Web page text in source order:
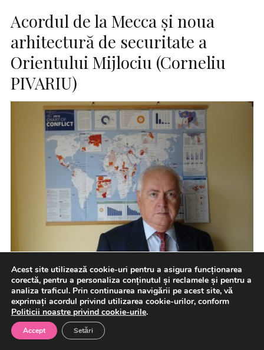
Acordul de la Mecca și noua
arhitectură de securitate a
Orientului Mijlociu (Corneliu
PIVARIU)
„În lumea multipolară, securitatea nu mai este oferită de
un singur garant; ea se construiește prin suprapunerea
prudentă […]
Acest site utilizează cookie-uri pentru a asigura funcționarea
corectă, pentru a personaliza conținutul și reclamele și pentru a
analiza traficul. Prin continuarea navigării pe acest site, vă
exprimați acordul privind utilizarea cookie-urilor, conform
Politicii noastre privind cookie-urile.
Accept Setări